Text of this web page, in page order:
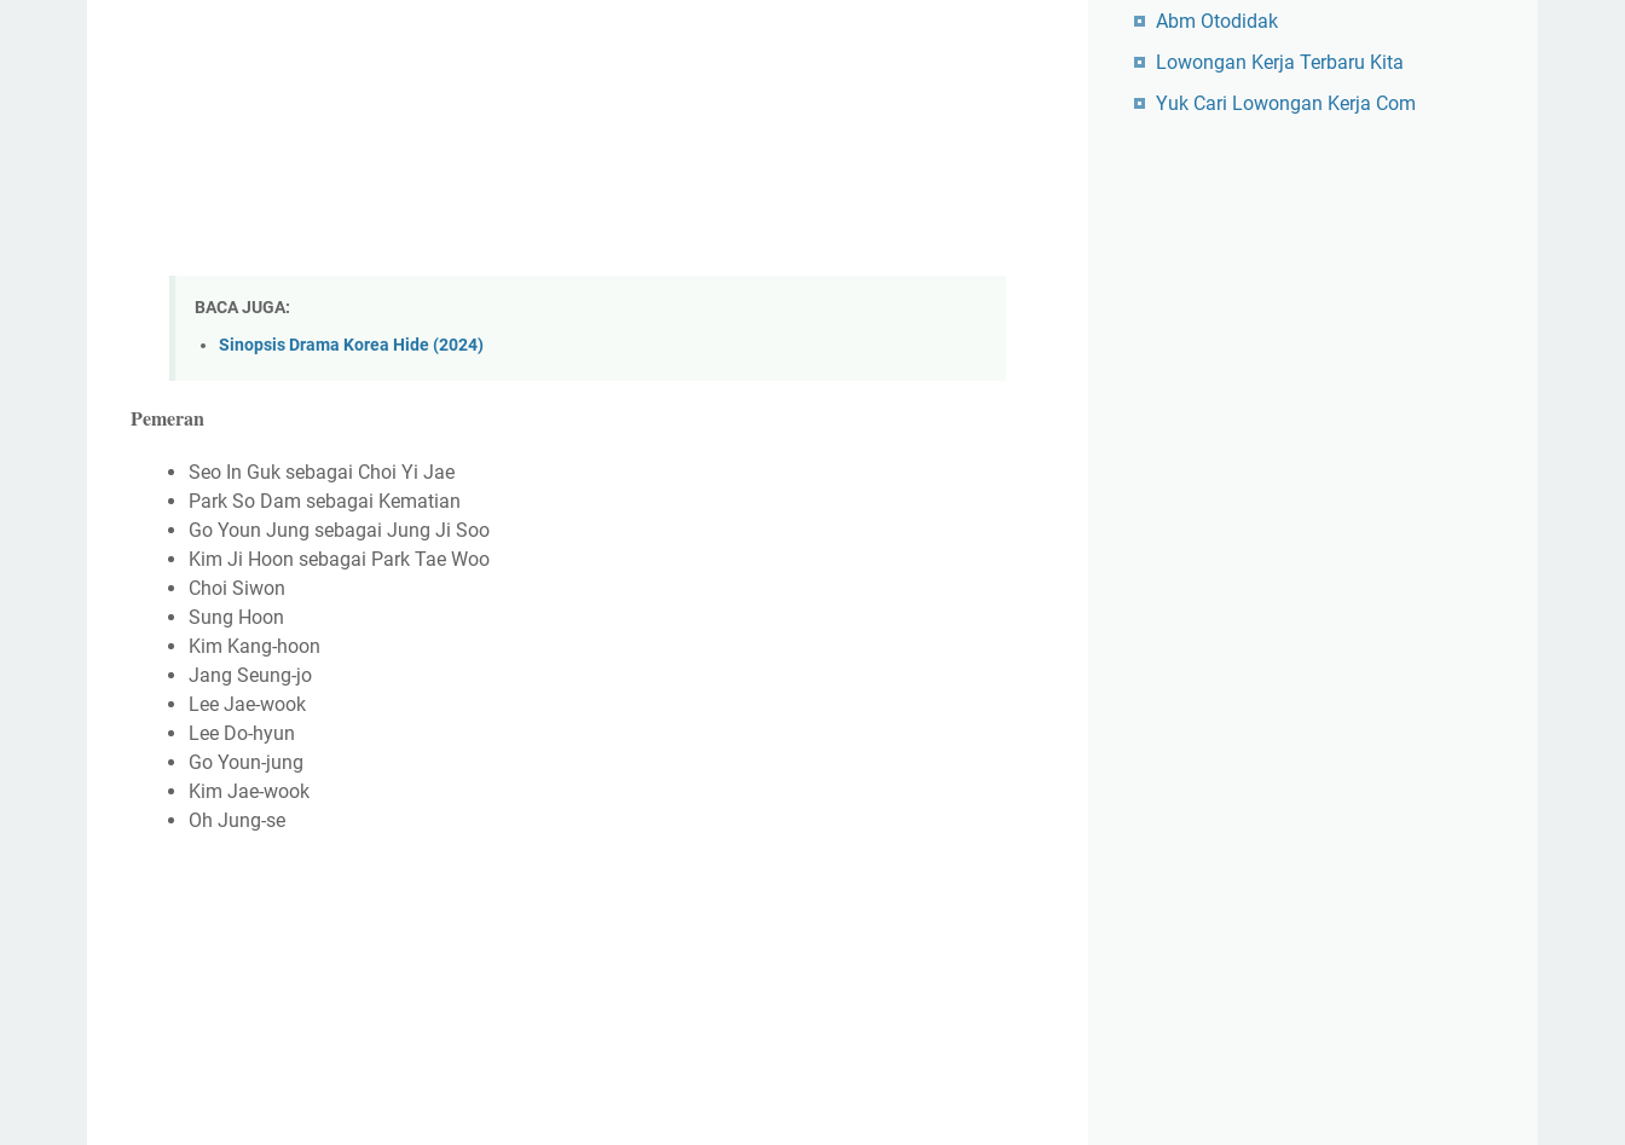
BACA JUGA:
Sinopsis Drama Korea Hide (2024)
Pemeran
Seo In Guk sebagai Choi Yi Jae
Park So Dam sebagai Kematian
Go Youn Jung sebagai Jung Ji Soo
Kim Ji Hoon sebagai Park Tae Woo
Choi Siwon
Sung Hoon
Kim Kang-hoon
Jang Seung-jo
Lee Jae-wook
Lee Do-hyun
Go Youn-jung
Kim Jae-wook
Oh Jung-se
Abm Otodidak
Lowongan Kerja Terbaru Kita
Yuk Cari Lowongan Kerja Com